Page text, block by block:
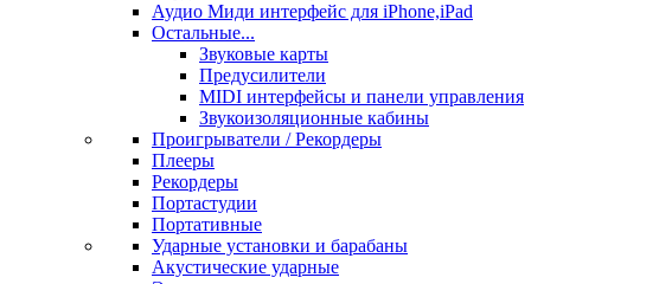
Аудио Миди интерфейс для iPhone,iPad
Остальные...
Звуковые карты
Предусилители
MIDI интерфейсы и панели управления
Звукоизоляционные кабины
Проигрыватели / Рекордеры
Плееры
Рекордеры
Портастудии
Портативные
Ударные установки и барабаны
Акустические ударные